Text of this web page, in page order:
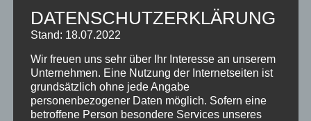
Hotel
Klassifizierung
Neuigkeiten
Newsletter
DATENSCHUTZERKLÄRUNG
Stand: 18.07.2022
Wir freuen uns sehr über Ihr Interesse an unserem
Unternehmen. Eine Nutzung der Internetseiten ist
grundsätzlich ohne jede Angabe
personenbezogener Daten möglich. Sofern eine
betroffene Person besondere Services unseres